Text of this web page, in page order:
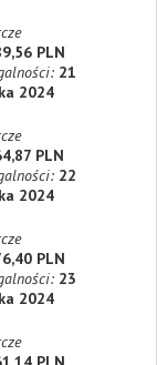
PLN
21
2024
PLN
22
2024
PLN
23
2024